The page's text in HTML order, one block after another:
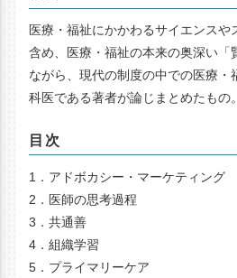
医療・福祉にかかわるサイエンスや
含め、医療・福祉の本来の奥深い「
ながら、現代の制度の中での医療・
科医である著者が論じまとめたもの。
目次
1．アドボカシー・マーケティング
2．医師の思考過程
3．共通善
4．組織学習
5．プライマリーケア